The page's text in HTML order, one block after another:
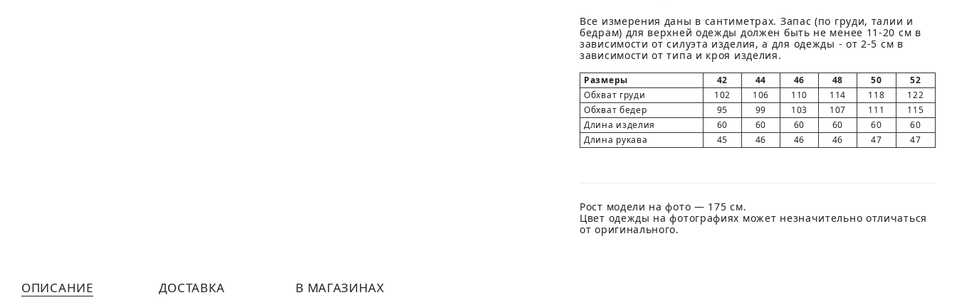
Все измерения даны в сантиметрах. Запас (по груди, талии и
бедрам) для верхней одежды должен быть не менее 11-20 см в
зависимости от силуэта изделия, а для одежды - от 2-5 см в
зависимости от типа и кроя изделия.
Размеры 42 44 46 48 50
52
Обхват груди
102 106 110 114 118
122
Обхват бедер
95 99 103 107 111
115
Длина изделия
60 60 60 60 60
60
Длина рукава
45 46 46 46 47 47
Рост модели на фото — 175 см.
Цвет одежды на фотографиях может незначительно отличаться
от оригинального.
ОПИСАНИЕ ДОСТАВКА В МАГАЗИНАХ